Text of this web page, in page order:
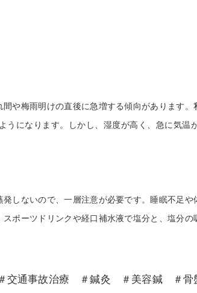
や梅雨明けの直後に急増する傾向があります
になります。しかし、湿度が高く、急に気温
しないので、一層注意が必要です。睡眠不足
ポーツドリンクや経口補水液で塩分と、塩分
通事故治療 ＃鍼灸 ＃美容鍼 ＃骨